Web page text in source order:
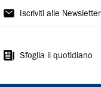
Il
Iscriviti alle Newsletter
Sfoglia il quotidiano